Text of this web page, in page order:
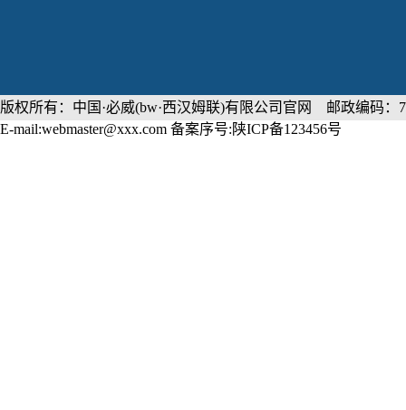
版权所有：中国·必威(bw·西汉姆联)有限公司官网 邮政编码：
E-mail:webmaster@xxx.com 备案序号:陕ICP备123456号